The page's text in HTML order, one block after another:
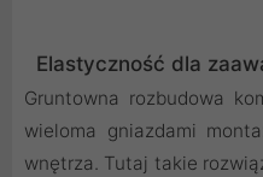
Elastyczność dla
Gruntowna rozbudowa
wieloma gniazdami
wnętrza. Tutaj takie